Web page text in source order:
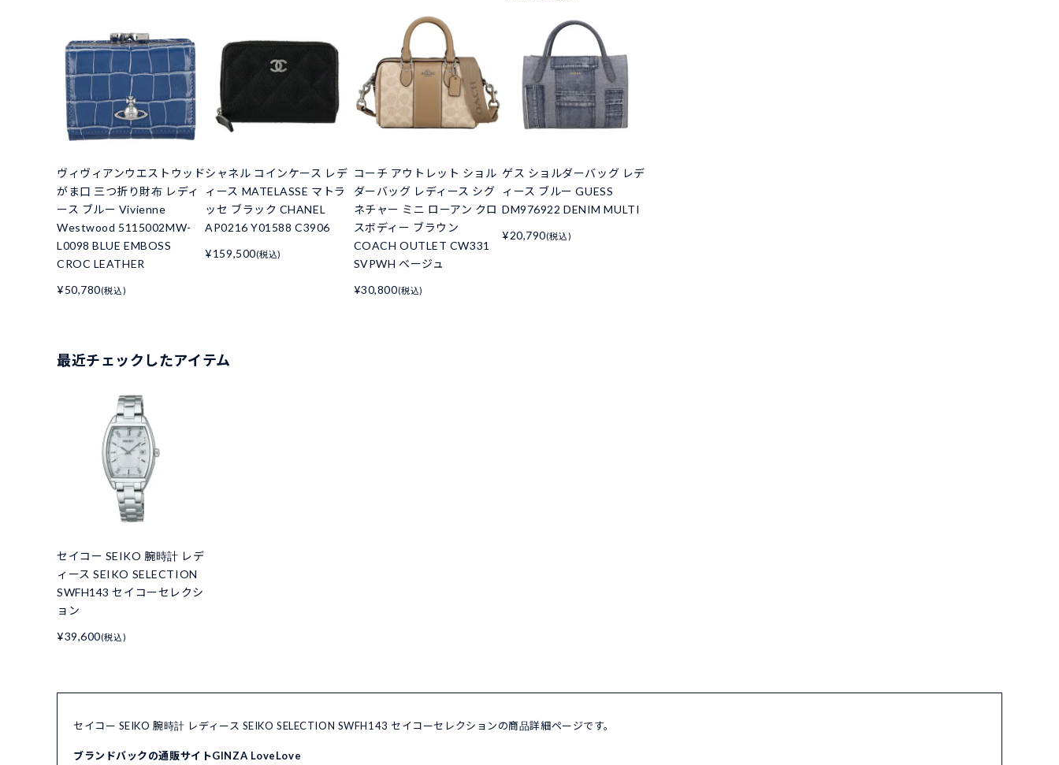
ヴィヴィアンウエストウッド
がま口 三つ折り財布 レディ
ース ブルー Vivienne
Westwood 5115002MW-
L0098 BLUE EMBOSS
CROC LEATHER
¥50,780(税込)
シャネル コインケース レデ
ィース MATELASSE マトラ
ッセ ブラック CHANEL
AP0216 Y01588 C3906
¥159,500(税込)
コーチ アウトレット ショル
ダーバッグ レディース シグ
ネチャー ミニ ローアン クロ
スボディー ブラウン
COACH OUTLET CW331
SVPWH ベージュ
¥30,800(税込)
ゲス ショルダーバッグ レデ
ィース ブルー GUESS
DM976922 DENIM MULTI
¥20,790(税込)
最近チェックしたアイテム
セイコー SEIKO 腕時計 レデ
ィース SEIKO SELECTION
SWFH143 セイコーセレクシ
ョン
¥39,600(税込)
セイコー SEIKO 腕時計 レディース SEIKO SELECTION SWFH143 セイコーセレクションの商品詳細ページです。
ブランドバックの通販サイトGINZA LoveLove